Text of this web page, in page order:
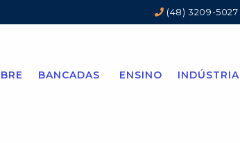
(48) 3209-5027
BANCADAS ENSINO INDÚSTRIA